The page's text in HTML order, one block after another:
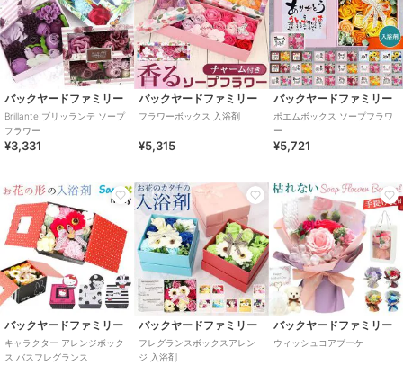
バックヤードファミリー
Brillante ブリッランテ ソープ
フラワー
¥3,331
バックヤードファミリー
フラワーボックス 入浴剤
¥5,315
バックヤードファミリー
ポエムボックス ソープフラワ
ー
¥5,721
バックヤードファミリー
キャラクター アレンジボック
ス バスフレグランス
バックヤードファミリー
フレグランスボックスアレン
ジ 入浴剤
バックヤードファミリー
ウィッシュコアブーケ